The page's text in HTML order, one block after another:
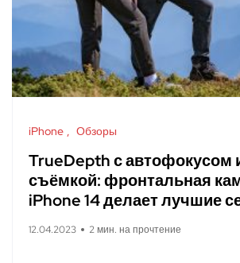
iPhone Обзоры
TrueDepth с автофокусом
съёмкой: фронтальная
iPhone 14 делает лучшие
12.04.2023 2 мин. на прочтение